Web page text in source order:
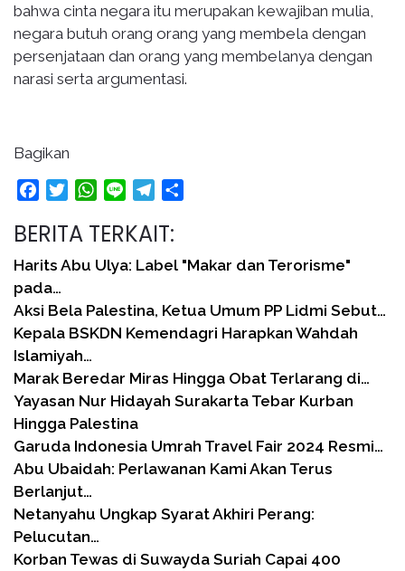
bahwa cinta negara itu merupakan kewajiban mulia,
negara butuh orang orang yang membela dengan
persenjataan dan orang yang membelanya dengan
narasi serta argumentasi.
Bagikan
FacebookTwitterWhatsApp
Line Telegram
BERITA TERKAIT:
Harits Abu Ulya: Label "Makar dan Terorisme"
pada…
Aksi Bela Palestina, Ketua Umum PP Lidmi Sebut…
Kepala BSKDN Kemendagri Harapkan Wahdah
Islamiyah…
Marak Beredar Miras Hingga Obat Terlarang di…
Yayasan Nur Hidayah Surakarta Tebar Kurban
Hingga Palestina
Garuda Indonesia Umrah Travel Fair 2024 Resmi…
Abu Ubaidah: Perlawanan Kami Akan Terus
Berlanjut…
Netanyahu Ungkap Syarat Akhiri Perang:
Pelucutan…
Korban Tewas di Suwayda Suriah Capai 400